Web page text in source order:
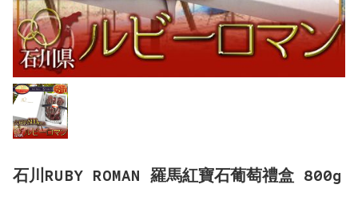
石川RUBY ROMAN 羅馬紅寶石葡萄禮盒 800g